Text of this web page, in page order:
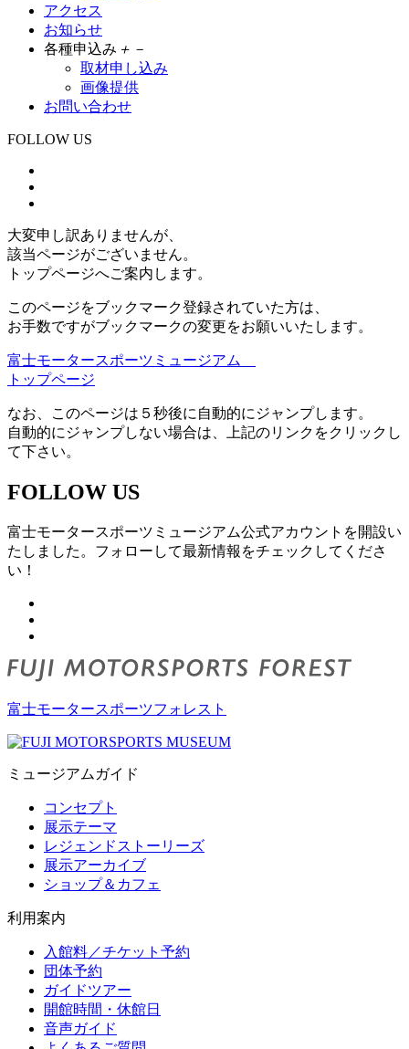
アクセス
お知らせ
各種申込み ＋ －
取材申し込み
画像提供
お問い合わせ
FOLLOW US
大変申し訳ありませんが、
該当ページがございません。
トップページへご案内します。
このページをブックマーク登録されていた方は、
お手数ですがブックマークの変更をお願いいたします。
富士モータースポーツミュージアム
トップページ
なお、このページは５秒後に自動的にジャンプします。
自動的にジャンプしない場合は、上記のリンクをクリックし
て下さい。
FOLLOW US
富士モータースポーツミュージアム公式アカウントを開設い
たしました。フォローして最新情報をチェックしてくださ
い！
富士モータースポーツフォレスト
ミュージアムガイド
コンセプト
展示テーマ
レジェンドストーリーズ
展示アーカイブ
ショップ＆カフェ
利用案内
入館料／チケット予約
団体予約
ガイドツアー
開館時間・休館日
音声ガイド